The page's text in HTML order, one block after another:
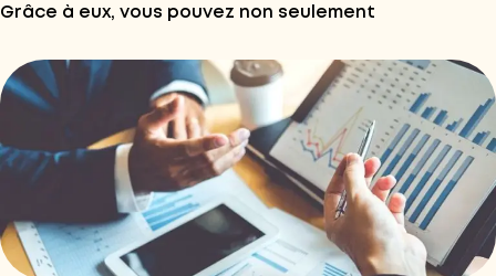
Grâce à eux, vous pouvez non seulement